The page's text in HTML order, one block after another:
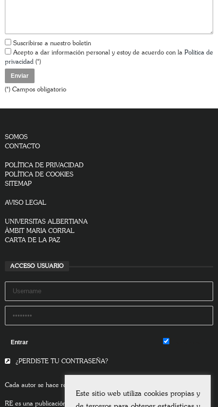
Suscribirse a nuestro boletín
Acepto a dar información personal y estoy de acuerdo con la Política de
privacidad (*)
(*) Campos obligatorio
SOMOS
CONTACTO
POLÍTICA DE PRIVACIDAD
POLÍTICA DE COOKIES
SITEMAP
AVISO LEGAL
UNIVERSITAS ALBERTIANA
ÀMBIT MARIA CORRAL
CARTA DE LA PAZ
ACCESO USUARIO
¿PERDISTE TU CONTRASEÑA?
Cada autor se hace responsable del contenido de sus escritos.
RE es una publicación asociada a la Universitas Albertiana.
Este sitio web utiliza cookies propias y